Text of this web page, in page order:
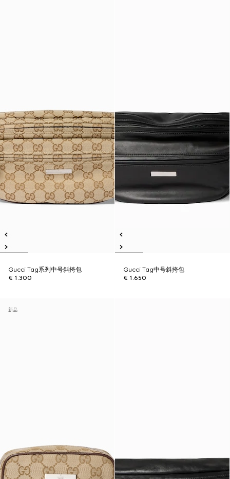
Gucci Tag系列中号斜挎包
€ 1.300
Gucci Tag中号斜挎包
€ 1.650
新品